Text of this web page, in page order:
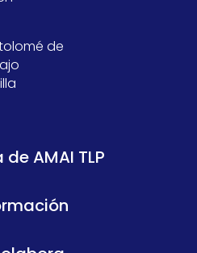
de
AMAI TLP